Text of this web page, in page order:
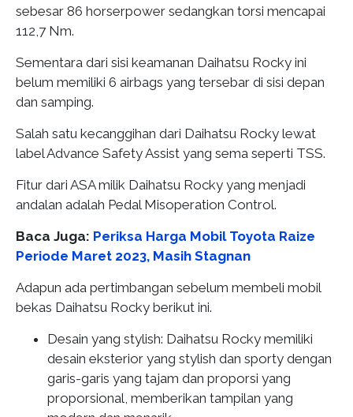
sebesar 86 horserpower sedangkan torsi mencapai
112,7 Nm.
Sementara dari sisi keamanan Daihatsu Rocky ini
belum memiliki 6 airbags yang tersebar di sisi depan
dan samping.
Salah satu kecanggihan dari Daihatsu Rocky lewat
label Advance Safety Assist yang sema seperti TSS.
Fitur dari ASA milik Daihatsu Rocky yang menjadi
andalan adalah Pedal Misoperation Control.
Baca Juga: Periksa Harga Mobil Toyota Raize
Periode Maret 2023, Masih Stagnan
Adapun ada pertimbangan sebelum membeli mobil
bekas Daihatsu Rocky berikut ini.
Desain yang stylish: Daihatsu Rocky memiliki
desain eksterior yang stylish dan sporty dengan
garis-garis yang tajam dan proporsi yang
proporsional, memberikan tampilan yang